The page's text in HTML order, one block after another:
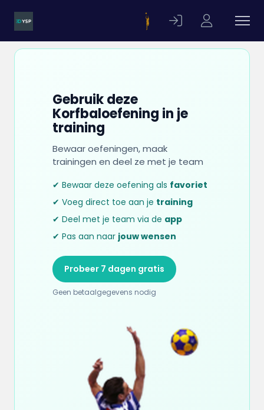
Gebruik deze
Korfbaloefening in je
training
Bewaar oefeningen, maak
trainingen en deel ze met je team
✔ Bewaar deze oefening als favoriet
✔ Voeg direct toe aan je training
✔ Deel met je team via de app
✔ Pas aan naar jouw wensen
Probeer 7 dagen gratis
Geen betaalgegevens nodig